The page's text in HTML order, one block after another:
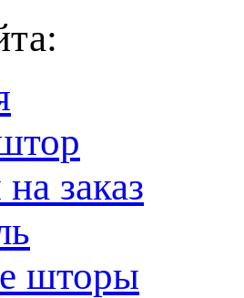
заказ
шторы